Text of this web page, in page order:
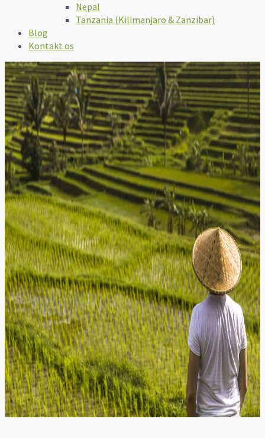
Nepal
Tanzania (Kilimanjaro & Zanzibar)
Blog
Kontakt os